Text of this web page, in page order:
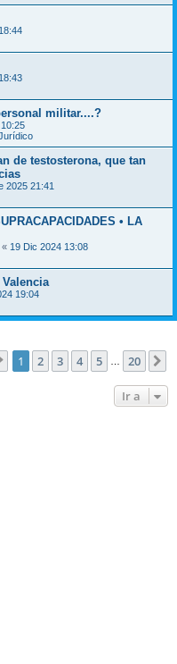
militar....?
de testosterona, que tan
2025 21:41
• LA
« 19 Dic 2024 13:08
19:04
Página de 20
1 2 3 4 5 20
Ir a